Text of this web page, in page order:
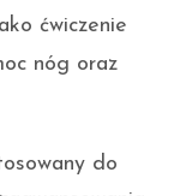
ćwiczenie
nóg oraz
do